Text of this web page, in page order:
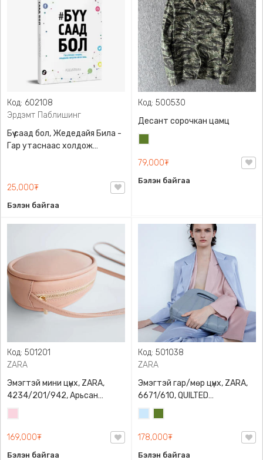
Код: 602108
Эрдэмт Паблишинг
Бүү саад бол, Жедедайя Била -
Гар утаснаас холдож
9789919235192
25,000₮
Бэлэн байгаа
Код: 500530
Десант сорочкан цамц
79,000₮
Бэлэн байгаа
Код: 501201
ZARA
Эмэгтэй мини цүнх, ZARA,
4234/201/942, Арьсан
материалтай, LIMITED EDITION
OVAL LEATHER HANDBAG TRF
169,000₮
Бэлэн байгаа
Код: 501038
ZARA
Эмэгтэй гар/мөр цүнх, ZARA,
6671/610, QUILTED
CROSSBODY BAG WITH HANDLE
178,000₮
Бэлэн байгаа